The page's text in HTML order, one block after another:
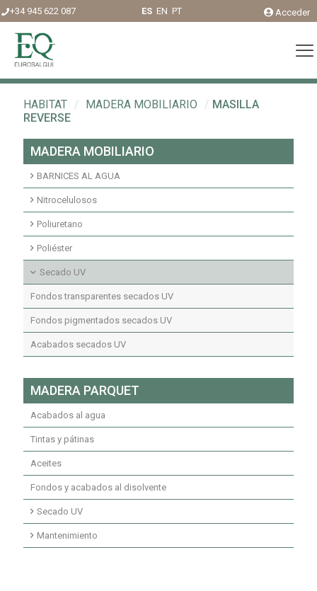
+34 945 622 087 ES EN PT Acceder
HABITAT / MADERA MOBILIARIO / MASILLA
REVERSE
MADERA MOBILIARIO
BARNICES AL AGUA
Acabados agua interior
Fondos agua interior
Nitrocelulosos
Fondos Nitrocelulosos
Acabados nitrocelulosos
Poliuretano
Imprimaciones y fondos transparentes poliuretano
Imprimaciones y fondos pigmentados poliuretano
Acabados pigmentados poliuretano
Acabados transparentes poliuretano
Fondos y acabados poliuretano ignífugos
Poliéster
Fondos transparentes poliéster insaturado
Fondos pigmentados poliéster insaturado
Acabados transparentes poliéster insaturado
Secado UV
Fondos transparentes secados UV
Fondos pigmentados secados UV
Acabados secados UV
MADERA PARQUET
Acabados al agua
Tintas y pátinas
Aceites
Fondos y acabados al disolvente
Secado UV
Imprimaciones secado UV
Mantenimiento